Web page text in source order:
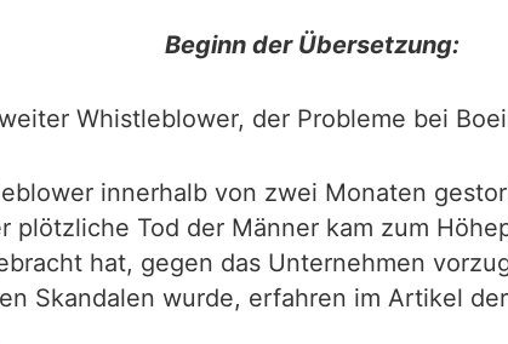
Beginn der Übersetzung:
Whistleblower, der Probleme bei
innerhalb von zwei Monaten
plötzliche Tod der Männer kam zum
hat, gegen das Unternehmen
Skandalen wurde, erfahren im Artikel der